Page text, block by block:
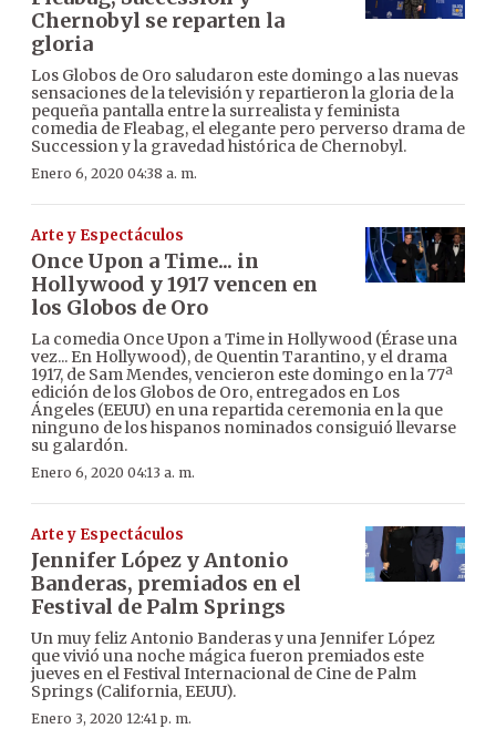
Chernobyl se reparten la
gloria
Los Globos de Oro saludaron este domingo a las nuevas
sensaciones de la televisión y repartieron la gloria de la
pequeña pantalla entre la surrealista y feminista
comedia de Fleabag, el elegante pero perverso drama de
Succession y la gravedad histórica de Chernobyl.
Enero 6, 2020 04:38 a. m.
Arte y Espectáculos
Once Upon a Time... in
Hollywood y 1917 vencen en
los Globos de Oro
La comedia Once Upon a Time in Hollywood (Érase una
vez... En Hollywood), de Quentin Tarantino, y el drama
1917, de Sam Mendes, vencieron este domingo en la 77ª
edición de los Globos de Oro, entregados en Los
Ángeles (EEUU) en una repartida ceremonia en la que
ninguno de los hispanos nominados consiguió llevarse
su galardón.
Enero 6, 2020 04:13 a. m.
Arte y Espectáculos
Jennifer López y Antonio
Banderas, premiados en el
Festival de Palm Springs
Un muy feliz Antonio Banderas y una Jennifer López
que vivió una noche mágica fueron premiados este
jueves en el Festival Internacional de Cine de Palm
Springs (California, EEUU).
Enero 3, 2020 12:41 p. m.